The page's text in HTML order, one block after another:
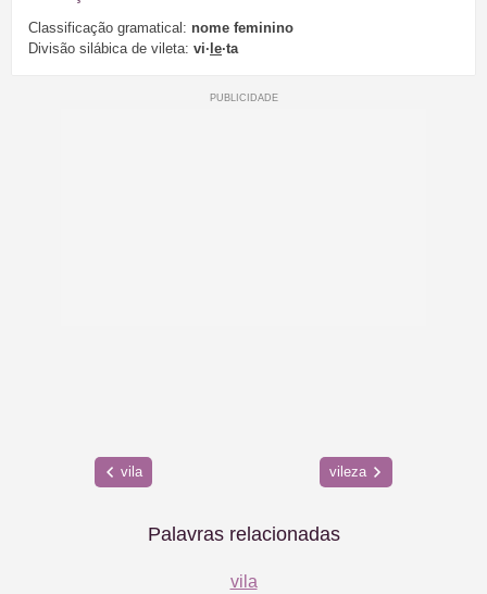
Classificação gramatical: nome feminino
Divisão silábica de vileta: vi·le·ta
vila vileza
Palavras relacionadas
vila